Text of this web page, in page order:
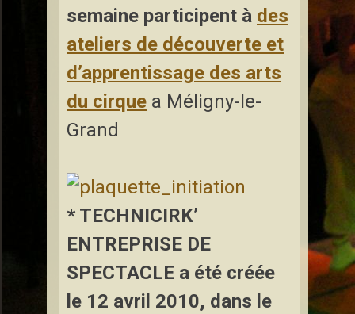
semaine participent à des
ateliers de découverte et
d’apprentissage des arts
du cirque a Méligny-le-
Grand
* TECHNICIRK’
ENTREPRISE DE
SPECTACLE a été créée
le 12 avril 2010, dans le